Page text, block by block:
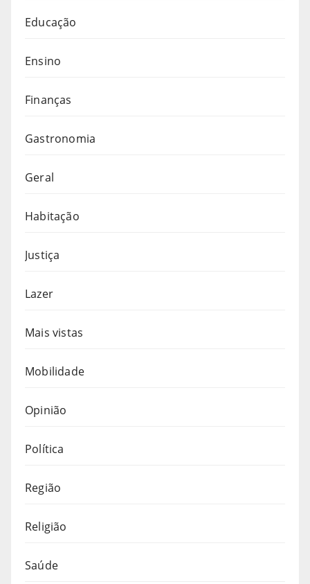
Educação
Ensino
Finanças
Gastronomia
Geral
Habitação
Justiça
Lazer
Mais vistas
Mobilidade
Opinião
Política
Região
Religião
Saúde